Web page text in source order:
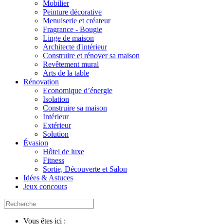
Mobilier
Peinture décorative
Menuiserie et créateur
Fragrance - Bougie
Linge de maison
Architecte d'intérieur
Construire et rénover sa maison
Revêtement mural
Arts de la table
Rénovation
Economique d’énergie
Isolation
Construire sa maison
Intérieur
Extérieur
Solution
Évasion
Hôtel de luxe
Fitness
Sortie, Découverte et Salon
Idées & Astuces
Jeux concours
Vous êtes ici :